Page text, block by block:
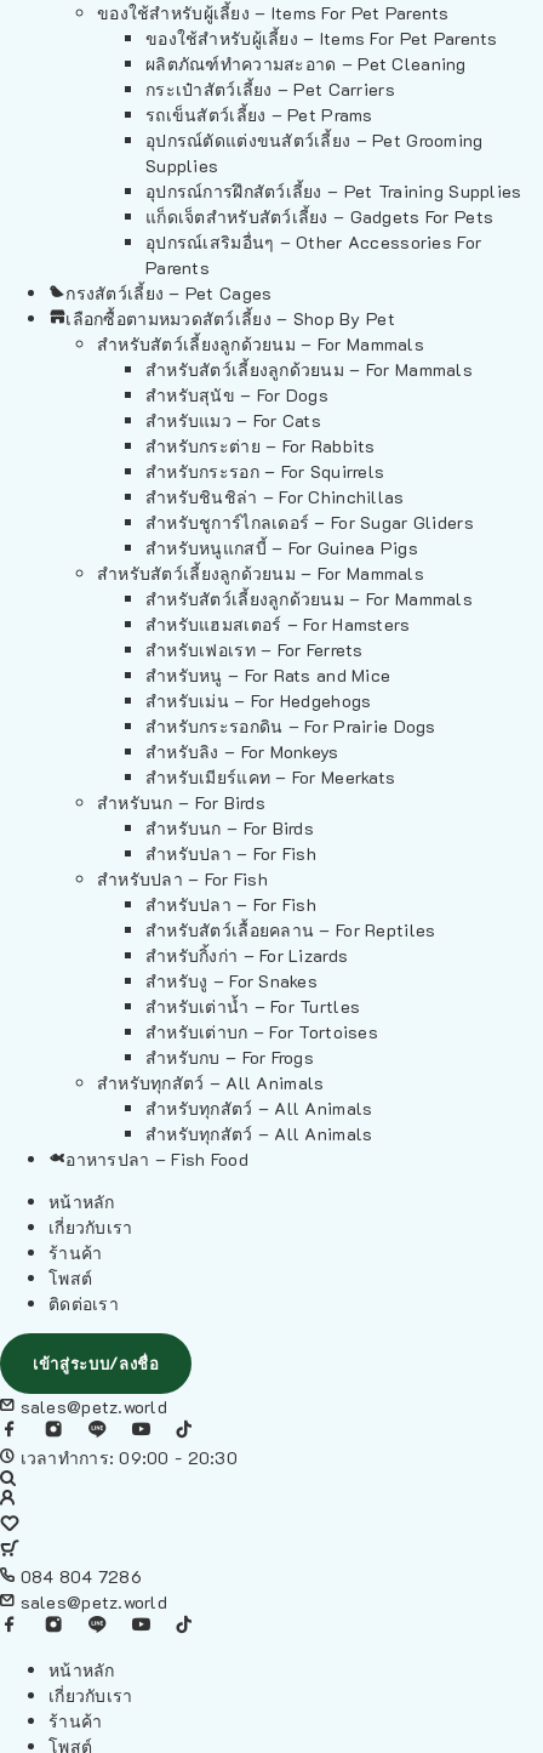
ของใช้สำหรับผู้เลี้ยง – Items For Pet Parents
ของใช้สำหรับผู้เลี้ยง – Items For Pet Parents
ผลิตภัณฑ์ทำความสะอาด – Pet Cleaning
กระเป๋าสัตว์เลี้ยง – Pet Carriers
รถเข็นสัตว์เลี้ยง – Pet Prams
อุปกรณ์ตัดแต่งขนสัตว์เลี้ยง – Pet Grooming
Supplies
อุปกรณ์การฝึกสัตว์เลี้ยง – Pet Training Supplies
แก็ดเจ็ตสำหรับสัตว์เลี้ยง – Gadgets For Pets
อุปกรณ์เสริมอื่นๆ – Other Accessories For
Parents
กรงสัตว์เลี้ยง – Pet Cages
เลือกซื้อตามหมวดสัตว์เลี้ยง – Shop By Pet
สำหรับสัตว์เลี้ยงลูกด้วยนม – For Mammals
สำหรับสัตว์เลี้ยงลูกด้วยนม – For Mammals
สำหรับสุนัข – For Dogs
สำหรับแมว – For Cats
สำหรับกระต่าย – For Rabbits
สำหรับกระรอก – For Squirrels
สำหรับชินชิล่า – For Chinchillas
สำหรับชูการ์ไกลเดอร์ – For Sugar Gliders
สำหรับหนูแกสบี้ – For Guinea Pigs
สำหรับสัตว์เลี้ยงลูกด้วยนม – For Mammals
สำหรับสัตว์เลี้ยงลูกด้วยนม – For Mammals
สำหรับแฮมสเตอร์ – For Hamsters
สำหรับเฟอเรท – For Ferrets
สำหรับหนู – For Rats and Mice
สำหรับเม่น – For Hedgehogs
สำหรับกระรอกดิน – For Prairie Dogs
สำหรับลิง – For Monkeys
สำหรับเมียร์แคท – For Meerkats
สำหรับนก – For Birds
สำหรับนก – For Birds
สำหรับปลา – For Fish
สำหรับปลา – For Fish
สำหรับปลา – For Fish
สำหรับสัตว์เลื้อยคลาน – For Reptiles
สำหรับกิ้งก่า – For Lizards
สำหรับงู – For Snakes
สำหรับเต่าน้ำ – For Turtles
สำหรับเต่าบก – For Tortoises
สำหรับกบ – For Frogs
สำหรับทุกสัตว์ – All Animals
สำหรับทุกสัตว์ – All Animals
สำหรับทุกสัตว์ – All Animals
อาหารปลา – Fish Food
หน้าหลัก
เกี่ยวกับเรา
ร้านค้า
โพสต์
ติดต่อเรา
เข้าสู่ระบบ/ลงชื่อ
sales@petz.world
เวลาทำการ: 09:00 - 20:30
084 804 7286
sales@petz.world
หน้าหลัก
เกี่ยวกับเรา
ร้านค้า
โพสต์